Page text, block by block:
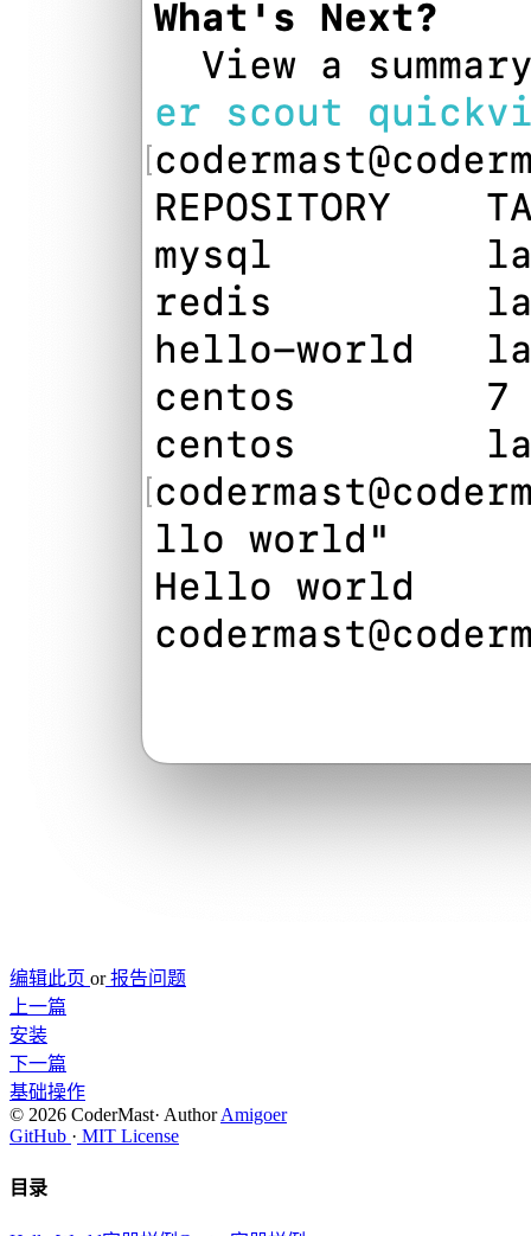
编辑此页 or报告问题
上一篇
安装
下一篇
基础操作
© 2026 CoderMast· AuthorAmigoer
GitHub · MIT License
目录